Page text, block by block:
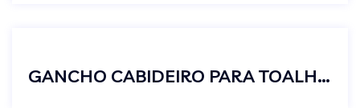
GANCHO CABIDEIRO PARA TOALHAS ROUPAS METAL CROMADO BANHEIRO PREMIUM